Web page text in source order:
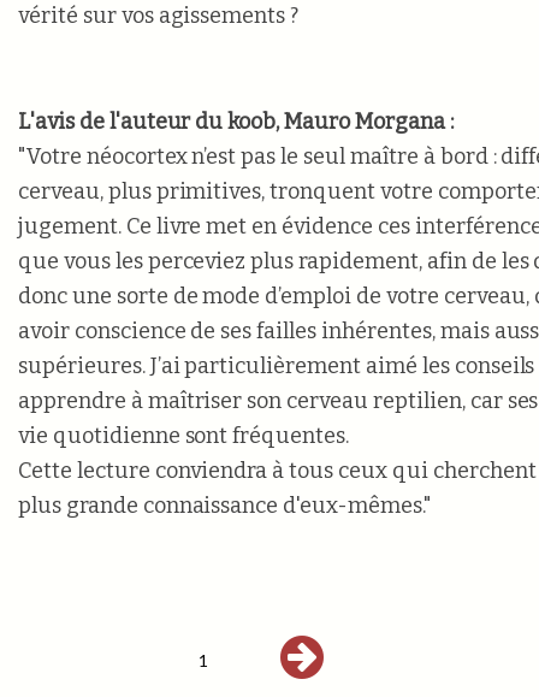
vérité sur vos agissements ?
L'avis de l'auteur du koob, Mauro Morgana :
"Votre néocortex n’est pas le seul maître à bord :
cerveau, plus primitives, tronquent votre
jugement. Ce livre met en évidence ces
que vous les perceviez plus rapidement, afin de les
donc une sorte de mode d’emploi de votre
avoir conscience de ses failles inhérentes, mais
supérieures. J’ai particulièrement aimé les
apprendre à maîtriser son cerveau reptilien, car
vie quotidienne sont fréquentes.
Cette lecture conviendra à tous ceux qui
plus grande connaissance d'eux-mêmes."
1